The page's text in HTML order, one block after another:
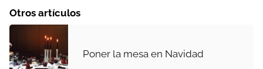
Otros artículos
Poner la mesa en Navidad